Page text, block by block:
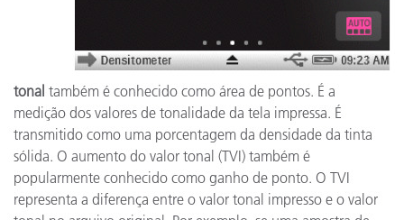
tonal também é conhecido como área de pontos. É a
medição dos valores de tonalidade da tela impressa. É
transmitido como uma porcentagem da densidade da tinta
sólida. O aumento do valor tonal (TVI) também é
popularmente conhecido como ganho de ponto. O TVI
representa a diferença entre o valor tonal impresso e o valor